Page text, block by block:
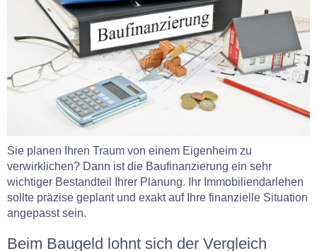
Sie planen Ihren Traum von einem Eigenheim zu
verwirklichen? Dann ist die Baufinanzierung ein sehr
wichtiger Bestandteil Ihrer Planung. Ihr Immobiliendarlehen
sollte präzise geplant und exakt auf Ihre finanzielle Situation
angepasst sein.
Beim Baugeld lohnt sich der Vergleich